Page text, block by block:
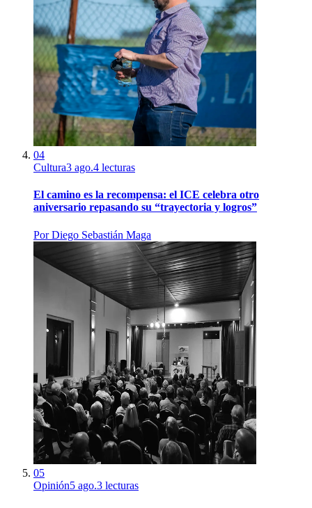
04
Cultura3 ago.4 lecturas
El camino es la recompensa: el ICE celebra otro
aniversario repasando su “trayectoria y logros”
PorDiego Sebastián Maga
05
Opinión5 ago.3 lecturas